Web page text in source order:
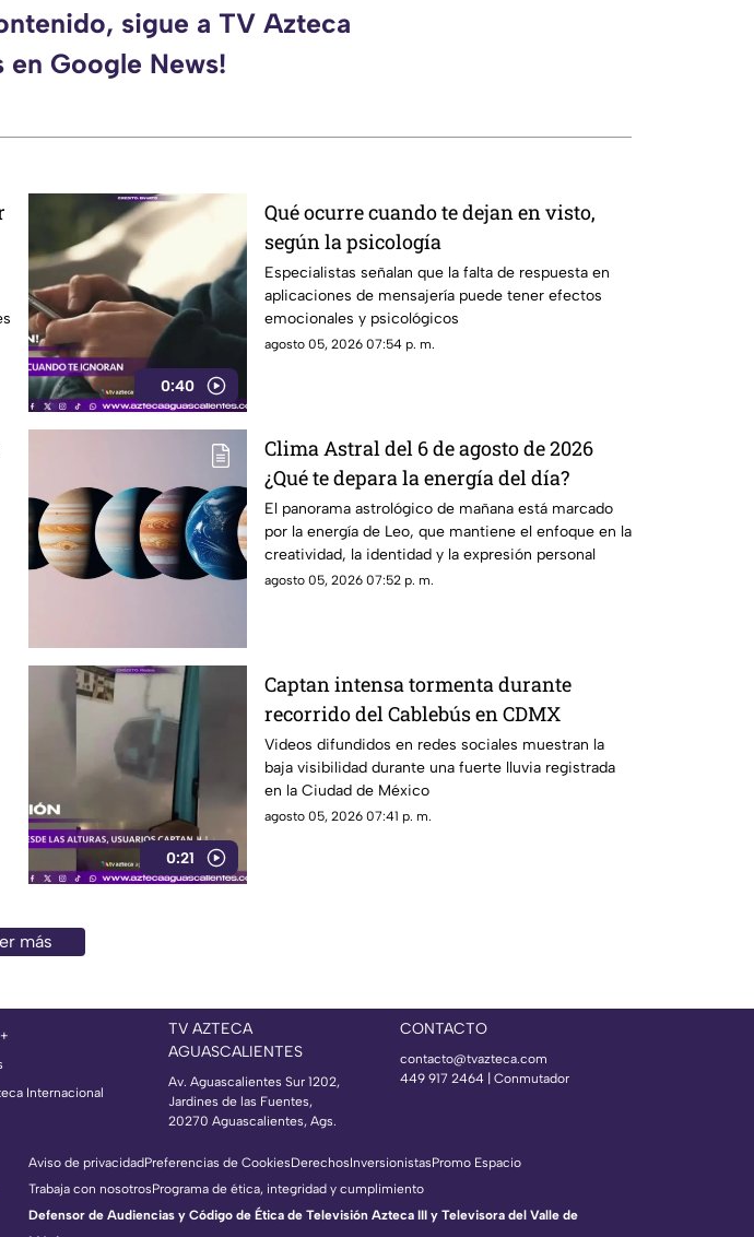
sigue a TV Azteca
en Google News!
0:40
Qué ocurre cuando te dejan en visto,
según la psicología
Especialistas señalan que la falta de respuesta en
aplicaciones de mensajería puede tener efectos
emocionales y psicológicos
agosto 05, 2026 07:54 p. m.
Clima Astral del 6 de agosto de 2026
¿Qué te depara la energía del día?
El panorama astrológico de mañana está marcado
por la energía de Leo, que mantiene el enfoque en la
creatividad, la identidad y la expresión personal
agosto 05, 2026 07:52 p. m.
0:21
Captan intensa tormenta durante
recorrido del Cablebús en CDMX
Videos difundidos en redes sociales muestran la
baja visibilidad durante una fuerte lluvia registrada
en la Ciudad de México
agosto 05, 2026 07:41 p. m.
más
Internacional
TV AZTECA
AGUASCALIENTES
Av. Aguascalientes Sur 1202,
Jardines de las Fuentes,
20270 Aguascalientes, Ags.
CONTACTO
contacto@tvazteca.com
449 917 2464 | Conmutador
Aviso de privacidadPreferencias de CookiesDerechosInversionistasPromo Espacio
Trabaja con nosotrosPrograma de ética, integridad y cumplimiento
Defensor de Audiencias y Código de Ética de Televisión Azteca III y Televisora del Valle de